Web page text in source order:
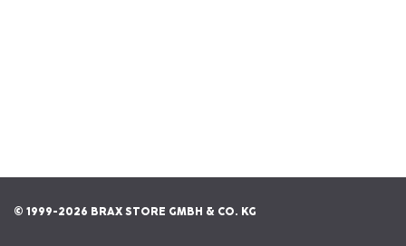
© 1999-2026 BRAX STORE GMBH & CO. KG